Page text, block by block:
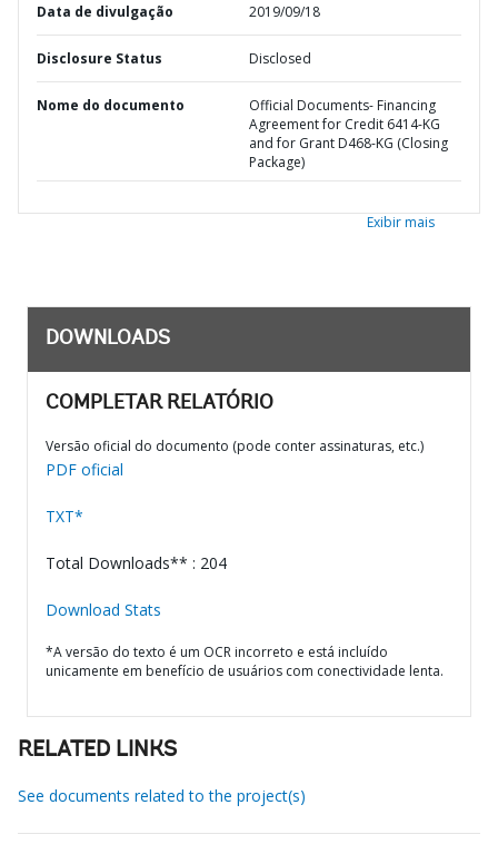
Data de divulgação 2019/09/18
Disclosure Status Disclosed
Nome do documento
Official Documents- Financing
Agreement for Credit 6414-KG
and for Grant D468-KG (Closing
Package)
Exibir mais
DOWNLOADS
COMPLETAR RELATÓRIO
Versão oficial do documento (pode conter assinaturas, etc.)
PDF oficial
TXT*
Total Downloads** : 204
Download Stats
*A versão do texto é um OCR incorreto e está incluído
unicamente em benefício de usuários com conectividade lenta.
RELATED LINKS
See documents related to the project(s)